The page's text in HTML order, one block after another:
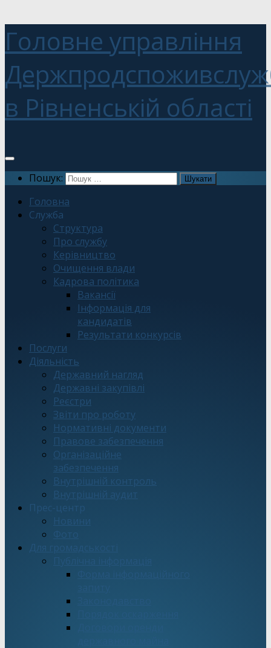
Головне управління
в Рівненській області
Пошук:
Головна
Служба
Структура
Про службу
Керівництво
Очищення влади
Кадрова політика
Вакансії
Інформація для
кандидатів
Результати конкурсів
Послуги
Діяльність
Державний нагляд
Державні закупівлі
Реєстри
Звіти про роботу
Нормативні документи
Правове забезпечення
Організаційне
забезпечення
Внутрішній контроль
Внутрішній аудит
Прес-центр
Новини
Фото
Для громадськості